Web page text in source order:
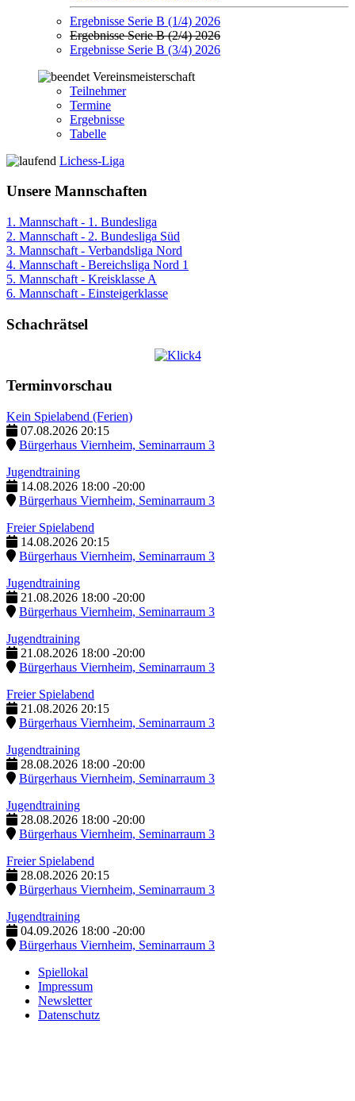
Ergebnisse Serie B (1/4) 2026
Ergebnisse Serie B (2/4) 2026
Ergebnisse Serie B (3/4) 2026
Vereinsmeisterschaft
Teilnehmer
Termine
Ergebnisse
Tabelle
Lichess-Liga
Unsere Mannschaften
1. Mannschaft - 1. Bundesliga
2. Mannschaft - 2. Bundesliga Süd
3. Mannschaft - Verbandsliga Nord
4. Mannschaft - Bereichsliga Nord 1
5. Mannschaft - Kreisklasse A
6. Mannschaft - Einsteigerklasse
Schachrätsel
Terminvorschau
Kein Spielabend (Ferien)
07.08.2026 20:15
Bürgerhaus Viernheim, Seminarraum 3
Jugendtraining
14.08.2026 18:00 -20:00
Bürgerhaus Viernheim, Seminarraum 3
Freier Spielabend
14.08.2026 20:15
Bürgerhaus Viernheim, Seminarraum 3
Jugendtraining
21.08.2026 18:00 -20:00
Bürgerhaus Viernheim, Seminarraum 3
Jugendtraining
21.08.2026 18:00 -20:00
Bürgerhaus Viernheim, Seminarraum 3
Freier Spielabend
21.08.2026 20:15
Bürgerhaus Viernheim, Seminarraum 3
Jugendtraining
28.08.2026 18:00 -20:00
Bürgerhaus Viernheim, Seminarraum 3
Jugendtraining
28.08.2026 18:00 -20:00
Bürgerhaus Viernheim, Seminarraum 3
Freier Spielabend
28.08.2026 20:15
Bürgerhaus Viernheim, Seminarraum 3
Jugendtraining
04.09.2026 18:00 -20:00
Bürgerhaus Viernheim, Seminarraum 3
Spiellokal
Impressum
Newsletter
Datenschutz